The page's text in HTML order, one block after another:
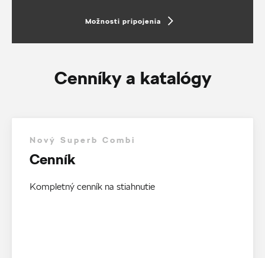
Možnosti pripojenia
Cenníky a katalógy
Nový Superb Combi
Cenník
Kompletný cenník na stiahnutie